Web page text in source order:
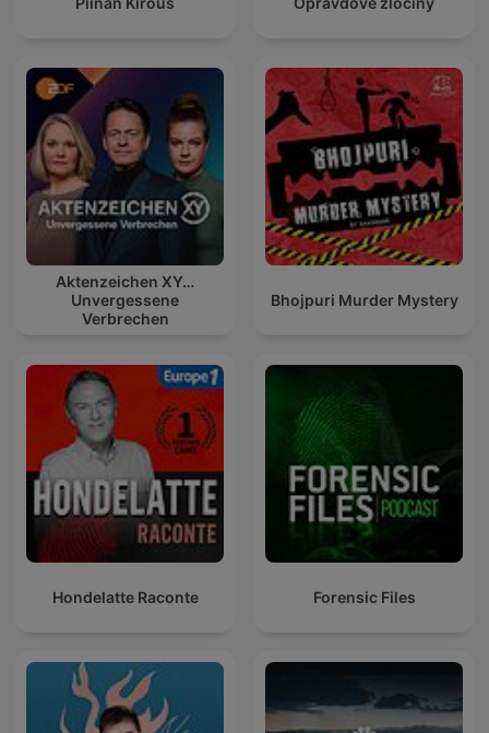
Aktenzeichen XY…
Unvergessene
Verbrechen
Bhojpuri Murder Mystery
Hondelatte Raconte Forensic Files